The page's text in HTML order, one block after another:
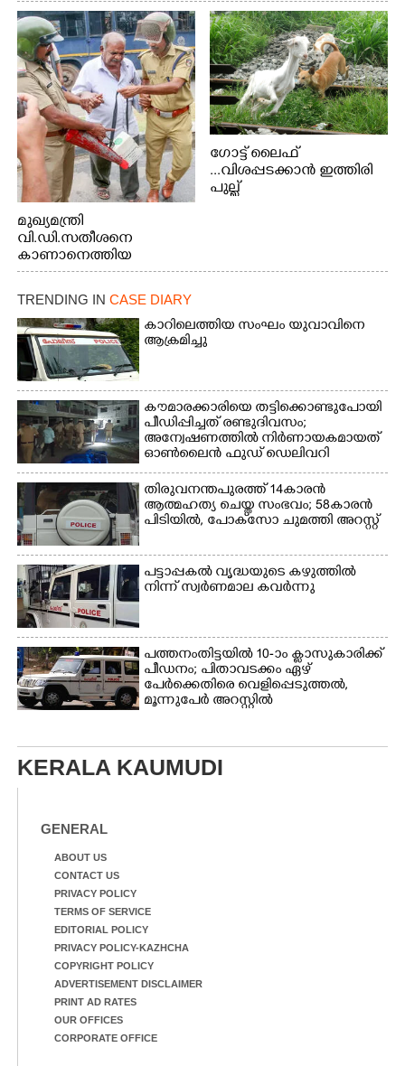
മുഖ്യമന്ത്രി
വി.ഡി.സതീശനെ
കാണാനെത്തിയ
മോഹനൻ നായർ
ഗോട്ട് ലൈഫ്
...വിശപ്പടക്കാൻ ഇത്തിരി
പുല്ല്
ജീവന് വേണ്ടിയായി ഓട്ടം.
നിന്നുള്ള കാഴ്ച
TRENDING IN CASE DIARY
കാറിലെത്തിയ സംഘം യുവാവിനെ
ആക്രമിച്ചു
കൗമാരക്കാരിയെ തട്ടിക്കൊണ്ടുപോയി
പീഡിപ്പിച്ചത് രണ്ടുദിവസം;
അന്വേഷണത്തിൽ നിർണായകമായത്
ഓൺലൈൻ ഫുഡ് ഡെലിവറി
തിരുവനന്തപുരത്ത് 14കാരൻ
ആത്മഹത്യ ചെയ്ത സംഭവം; 58കാരൻ
പിടിയിൽ, പോക്‌സോ ചുമത്തി അറസ്റ്റ്
പട്ടാപ്പകൽ വൃദ്ധയുടെ കഴുത്തിൽ
നിന്ന് സ്വർണമാല കവർന്നു
പത്തനംതിട്ടയിൽ 10-ാം ക്ലാസുകാരിക്ക്
പീഡനം; പിതാവടക്കം ഏഴ്
പേർക്കെതിരെ വെളിപ്പെടുത്തൽ,
മൂന്നുപേർ അറസ്റ്റിൽ
KERALA KAUMUDI
GENERAL
ABOUT US
CONTACT US
PRIVACY POLICY
TERMS OF SERVICE
EDITORIAL POLICY
PRIVACY POLICY-KAZHCHA
COPYRIGHT POLICY
ADVERTISEMENT DISCLAIMER
PRINT AD RATES
OUR OFFICES
CORPORATE OFFICE